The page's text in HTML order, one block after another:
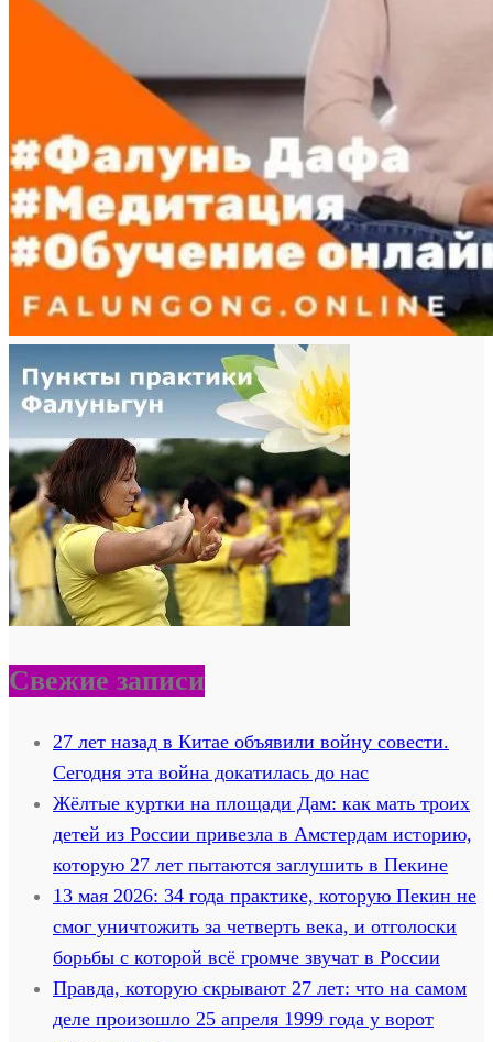
Свежие записи
27 лет назад в Китае объявили войну совести.
Сегодня эта война докатилась до нас
Жёлтые куртки на площади Дам: как мать троих
детей из России привезла в Амстердам историю,
которую 27 лет пытаются заглушить в Пекине
13 мая 2026: 34 года практике, которую Пекин не
смог уничтожить за четверть века, и отголоски
борьбы с которой всё громче звучат в России
Правда, которую скрывают 27 лет: что на самом
деле произошло 25 апреля 1999 года у ворот